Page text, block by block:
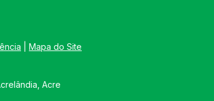
Mapa do Site
Acre